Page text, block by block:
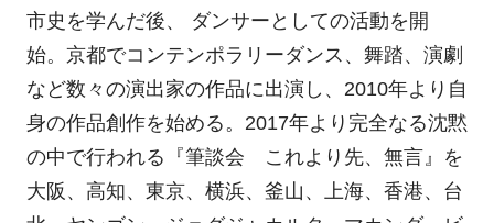
市史を学んだ後、 ダンサーとしての活動を開
始。京都でコンテンポラリーダンス、舞踏、演劇
など数々の演出家の作品に出演し、2010年より自
身の作品創作を始める。2017年より完全なる沈黙
の中で行われる『筆談会 これより先、無言』を
大阪、高知、東京、横浜、釜山、上海、香港、台